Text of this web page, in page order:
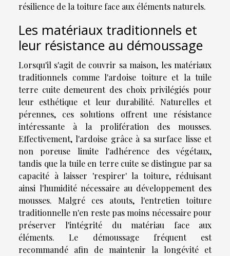
résilience de la toiture face aux éléments naturels.
Les matériaux traditionnels et
leur résistance au démoussage
Lorsqu'il s'agit de couvrir sa maison, les matériaux
traditionnels comme l'ardoise toiture et la tuile
terre cuite demeurent des choix privilégiés pour
leur esthétique et leur durabilité. Naturelles et
pérennes, ces solutions offrent une résistance
intéressante à la prolifération des mousses.
Effectivement, l'ardoise grâce à sa surface lisse et
non poreuse limite l'adhérence des végétaux,
tandis que la tuile en terre cuite se distingue par sa
capacité à laisser 'respirer' la toiture, réduisant
ainsi l'humidité nécessaire au développement des
mousses. Malgré ces atouts, l'entretien toiture
traditionnelle n'en reste pas moins nécessaire pour
préserver l'intégrité du matériau face aux
éléments. Le démoussage fréquent est
recommandé afin de maintenir la longévité et